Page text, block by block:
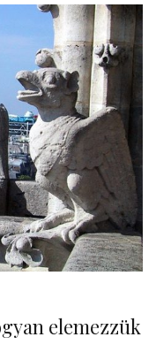
elemezzük